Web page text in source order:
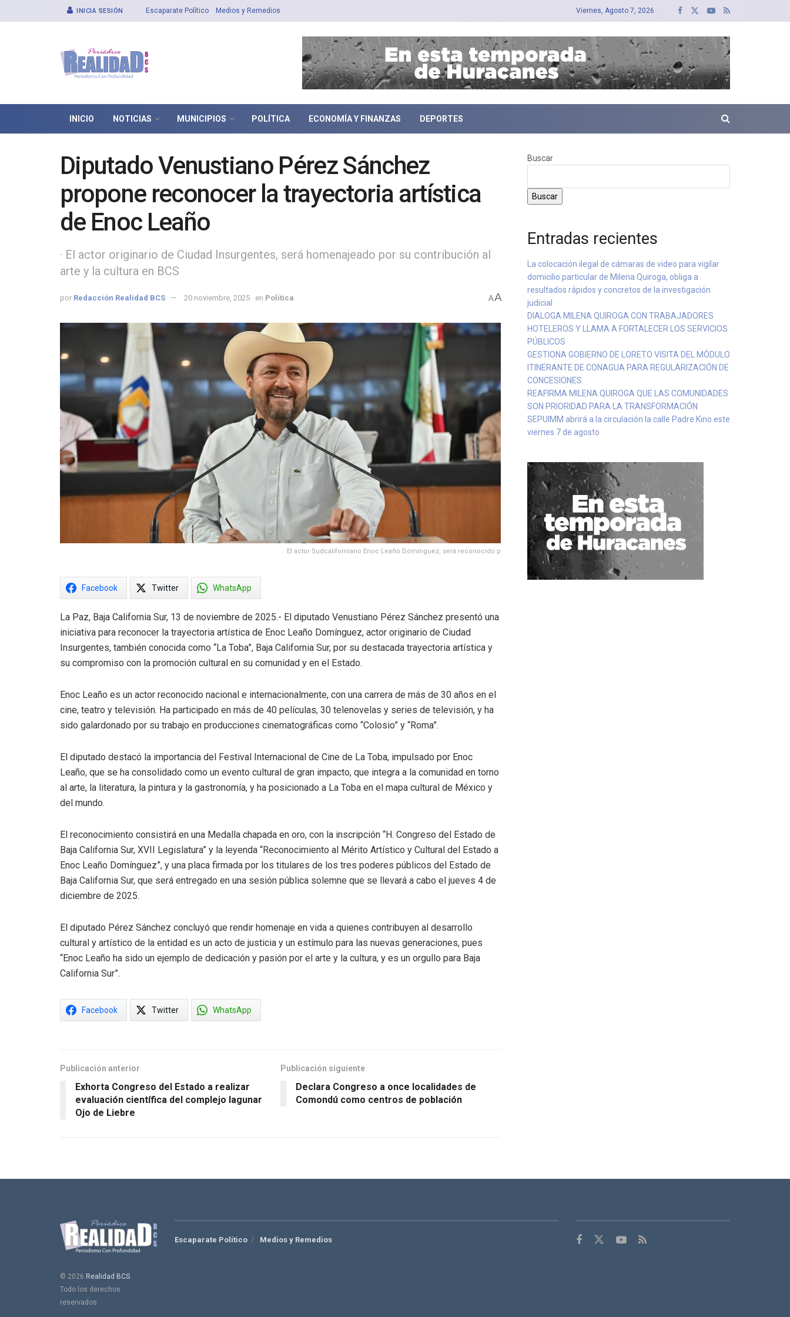
INICIA SESIÓN Escaparate Político Medios y Remedios Viernes, Agosto 7, 2026
INICIO NOTICIAS MUNICIPIOS POLÍTICA ECONOMÍA Y FINANZAS DEPORTES
Diputado Venustiano Pérez Sánchez
propone reconocer la trayectoria artística
de Enoc Leaño
· El actor originario de Ciudad Insurgentes, será homenajeado por su contribución al
arte y la cultura en BCS
por Redacción Realidad BCS 20 noviembre, 2025 en Política AA
El actor Sudcaliforniano Enoc Leaño Domínguez, será reconocido p
Facebook Twitter WhatsApp
La Paz, Baja California Sur, 13 de noviembre de 2025.- El diputado Venustiano Pérez Sánchez presentó una
iniciativa para reconocer la trayectoria artística de Enoc Leaño Domínguez, actor originario de Ciudad
Insurgentes, también conocida como “La Toba”, Baja California Sur, por su destacada trayectoria artística y
su compromiso con la promoción cultural en su comunidad y en el Estado.
Enoc Leaño es un actor reconocido nacional e internacionalmente, con una carrera de más de 30 años en el
cine, teatro y televisión. Ha participado en más de 40 películas, 30 telenovelas y series de televisión, y ha
sido galardonado por su trabajo en producciones cinematográficas como “Colosio” y “Roma”.
El diputado destacó la importancia del Festival Internacional de Cine de La Toba, impulsado por Enoc
Leaño, que se ha consolidado como un evento cultural de gran impacto, que integra a la comunidad en torno
al arte, la literatura, la pintura y la gastronomía, y ha posicionado a La Toba en el mapa cultural de México y
del mundo.
El reconocimiento consistirá en una Medalla chapada en oro, con la inscripción “H. Congreso del Estado de
Baja California Sur, XVII Legislatura” y la leyenda “Reconocimiento al Mérito Artístico y Cultural del Estado a
Enoc Leaño Domínguez”, y una placa firmada por los titulares de los tres poderes públicos del Estado de
Baja California Sur, que será entregado en una sesión pública solemne que se llevará a cabo el jueves 4 de
diciembre de 2025.
El diputado Pérez Sánchez concluyó que rendir homenaje en vida a quienes contribuyen al desarrollo
cultural y artístico de la entidad es un acto de justicia y un estímulo para las nuevas generaciones, pues
“Enoc Leaño ha sido un ejemplo de dedicación y pasión por el arte y la cultura, y es un orgullo para Baja
California Sur”.
Facebook Twitter WhatsApp
Publicación anterior
Exhorta Congreso del Estado a realizar
evaluación científica del complejo lagunar
Ojo de Liebre
Publicación siguiente
Declara Congreso a once localidades de
Comondú como centros de población
Buscar
Buscar
Entradas recientes
La colocación ilegal de cámaras de video para vigilar
domicilio particular de Milena Quiroga, obliga a
resultados rápidos y concretos de la investigación
judicial
DIALOGA MILENA QUIROGA CON TRABAJADORES
HOTELEROS Y LLAMA A FORTALECER LOS SERVICIOS
PÚBLICOS
GESTIONA GOBIERNO DE LORETO VISITA DEL MÓDULO
ITINERANTE DE CONAGUA PARA REGULARIZACIÓN DE
CONCESIONES
REAFIRMA MILENA QUIROGA QUE LAS COMUNIDADES
SON PRIORIDAD PARA LA TRANSFORMACIÓN
SEPUIMM abrirá a la circulación la calle Padre Kino este
viernes 7 de agosto
© 2026 Realidad BCS
Todo los derechos
reservados
Escaparate Político Medios y Remedios